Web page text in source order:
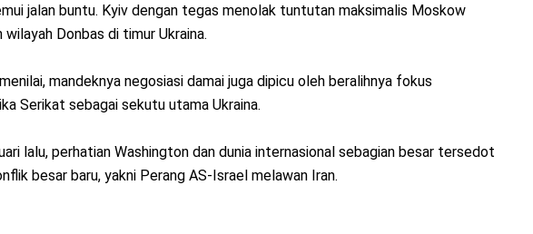
jalan buntu. Kyiv dengan tegas menolak tuntutan maksimalis Moskow
Donbas di timur Ukraina.
mandeknya negosiasi damai juga dipicu oleh beralihnya fokus
Serikat sebagai sekutu utama Ukraina.
lalu, perhatian Washington dan dunia internasional sebagian besar tersedot
besar baru, yakni Perang AS-Israel melawan Iran.